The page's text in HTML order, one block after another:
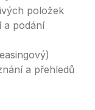
položek
a podání
a přehledů